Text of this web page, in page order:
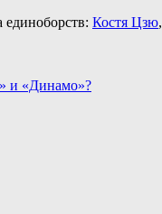
Костя Цзю,
и «Динамо»?